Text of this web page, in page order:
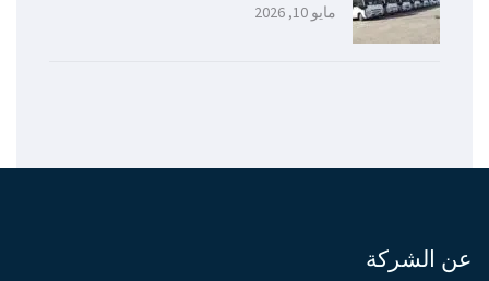
مايو 10, 2026
عن الشركة